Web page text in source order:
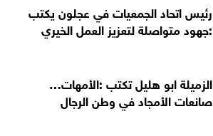
رئيس اتحاد الجمعيات في عجلون يكتب
:جهود متواصلة لتعزيز العمل الخيري
الزميلة ابو هليل تكتب :الأمهات…
صانعات الأمجاد في وطن الرجال